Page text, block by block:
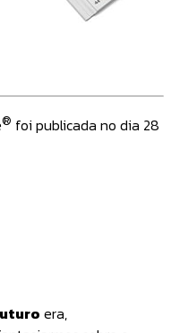
® foi publicada no dia 28
era,